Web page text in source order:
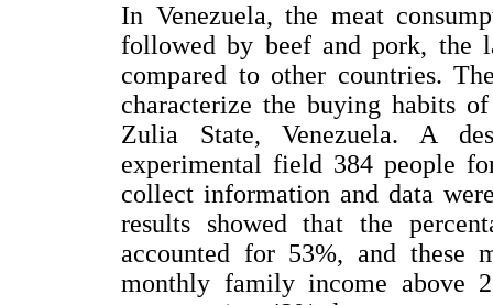
In Venezuela, the meat
followed by beef and pork, the
compared to other countries.
characterize the buying habits
Zulia State, Venezuela. A
experimental field 384 people
collect information and data
results showed that the
accounted for 53%, and these
monthly family income above